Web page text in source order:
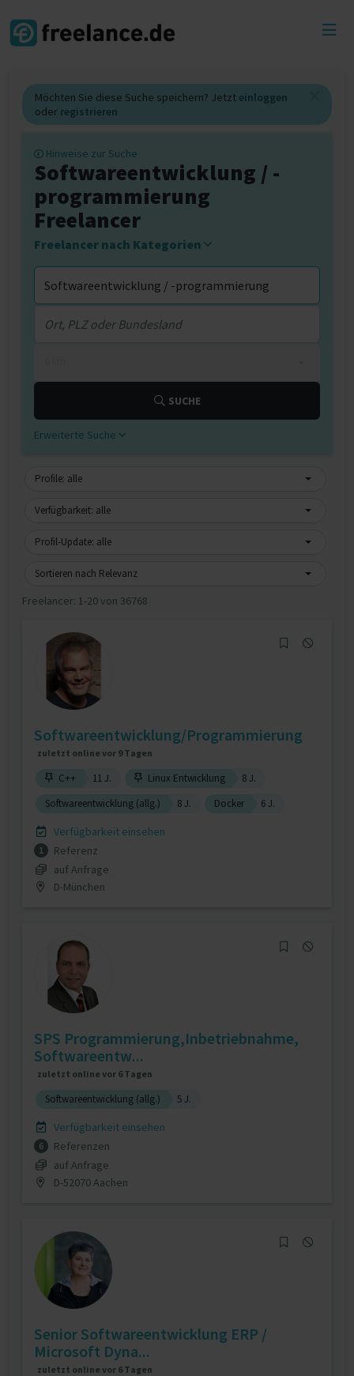
Möchten Sie diese Suche speichern? Jetzt einloggen
oder registrieren
Hinweise zur Suche
Softwareentwicklung / -
programmierung
Freelancer
Freelancer nach Kategorien
SUCHE
Erweiterte Suche
Profile: alle
Verfügbarkeit: alle
Profil-Update: alle
Sortieren nach Relevanz
Freelancer: 1-20 von 36768
Softwareentwicklung/Programmierung
zuletzt online vor 9 Tagen
C++ 11 J. Linux Entwicklung
8 J.
Softwareentwicklung (allg.)
8 J. Docker 6 J.
Verfügbarkeit einsehen
1
Referenz
auf Anfrage
D-München
SPS Programmierung,Inbetriebnahme,
Softwareentw...
zuletzt online vor 6 Tagen
Softwareentwicklung (allg.) 5 J.
Verfügbarkeit einsehen
6
Referenzen
auf Anfrage
D-52070 Aachen
Senior Softwareentwicklung ERP /
Microsoft Dyna...
zuletzt online vor 6 Tagen